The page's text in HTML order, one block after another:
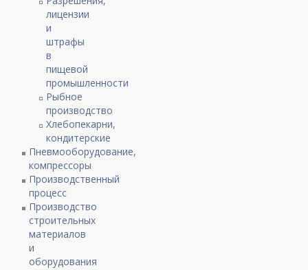
лицензии
и
штрафы
в
пищевой
промышленности
Рыбное
производство
Хлебопекарни,
кондитерские
Пневмооборудование,
компрессоры
Производственный
процесс
Производство
строительных
материалов
и
оборудования